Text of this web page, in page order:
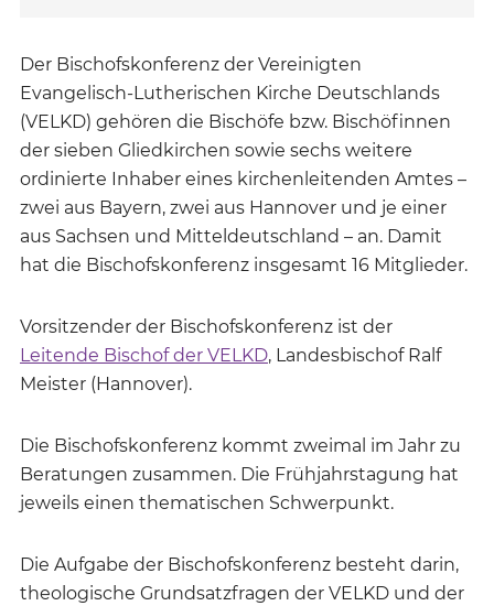
Der Bischofskonferenz der Vereinigten
Evangelisch-Lutherischen Kirche Deutschlands
(VELKD) gehören die Bischöfe bzw. Bischöfinnen
der sieben Gliedkirchen sowie sechs weitere
ordinierte Inhaber eines kirchenleitenden Amtes –
zwei aus Bayern, zwei aus Hannover und je einer
aus Sachsen und Mitteldeutschland – an. Damit
hat die Bischofskonferenz insgesamt 16 Mitglieder.
Vorsitzender der Bischofskonferenz ist der
Leitende Bischof der VELKD, Landesbischof Ralf
Meister (Hannover).
Die Bischofskonferenz kommt zweimal im Jahr zu
Beratungen zusammen. Die Frühjahrstagung hat
jeweils einen thematischen Schwerpunkt.
Die Aufgabe der Bischofskonferenz besteht darin,
theologische Grundsatzfragen der VELKD und der